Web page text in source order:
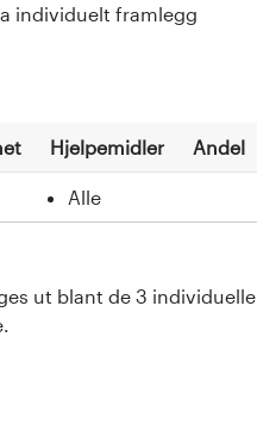
individuelt framlegg
Hjelpemidler Andel
Alle
ut blant de 3 individuelle